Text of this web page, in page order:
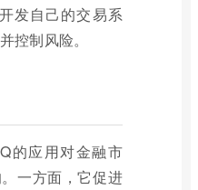
发自己的交易系
控制风险。
的应用对金融市
一方面，它促进